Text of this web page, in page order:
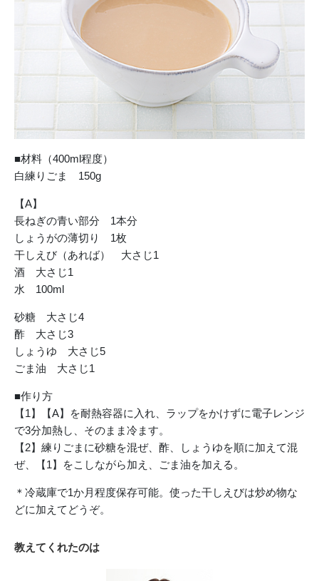
■材料（400ml程度）
白練りごま 150g
【A】
長ねぎの青い部分 1本分
しょうがの薄切り 1枚
干しえび（あれば） 大さじ1
酒 大さじ1
水 100ml
砂糖 大さじ4
酢 大さじ3
しょうゆ 大さじ5
ごま油 大さじ1
■作り方
【1】【A】を耐熱容器に入れ、ラップをかけずに電子レンジ
で3分加熱し、そのまま冷ます。
【2】練りごまに砂糖を混ぜ、酢、しょうゆを順に加えて混
ぜ、【1】をこしながら加え、ごま油を加える。
＊冷蔵庫で1か月程度保存可能。使った干しえびは炒め物な
どに加えてどうぞ。
教えてくれたのは